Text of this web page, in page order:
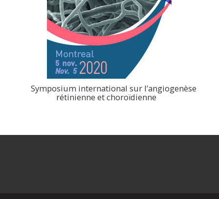
Symposium international sur l’angiogenèse
rétinienne et choroïdienne